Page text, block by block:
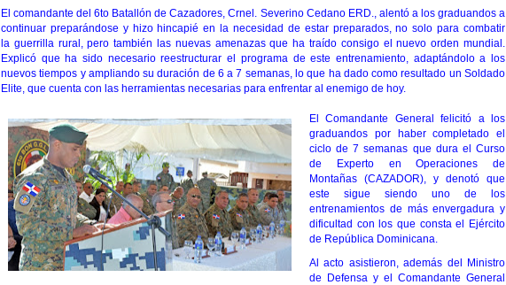
El comandante del 6to Batallón de Cazadores, Crnel. Severino Cedano ERD., alentó a los graduandos a
continuar preparándose y hizo hincapié en la necesidad de estar preparados, no solo para combatir
la guerrilla rural, pero también las nuevas amenazas que ha traído consigo el nuevo orden mundial.
Explicó que ha sido necesario reestructurar el programa de este entrenamiento, adaptándolo a los
nuevos tiempos y ampliando su duración de 6 a 7 semanas, lo que ha dado como resultado un Soldado
Elite, que cuenta con las herramientas necesarias para enfrentar al enemigo de hoy.
El Comandante General felicitó a los
graduandos por haber completado el
ciclo de 7 semanas que dura el Curso
de Experto en Operaciones de
Montañas (CAZADOR), y denotó que
este sigue siendo uno de los
entrenamientos de más envergadura y
dificultad con los que consta el Ejército
de República Dominicana.
Al acto asistieron, además del Ministro
de Defensa y el Comandante General